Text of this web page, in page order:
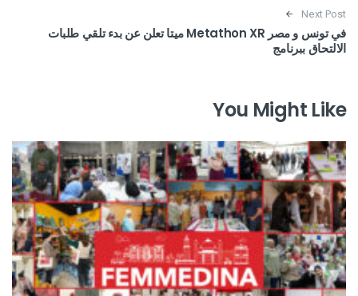
Next Post
في تونس و مصر Metathon XR ميتا تعلن عن بدء تلقي طلبات
الالتحاق ببرنامج
You Might Like